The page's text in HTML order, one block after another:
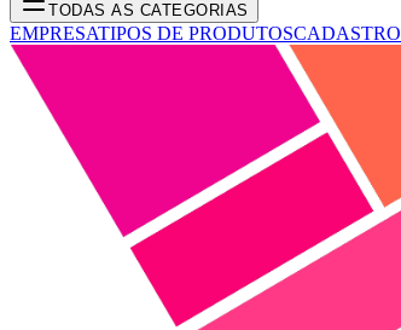
TODAS AS CATEGORIAS
EMPRESATIPOS DE PRODUTOSCADASTRO